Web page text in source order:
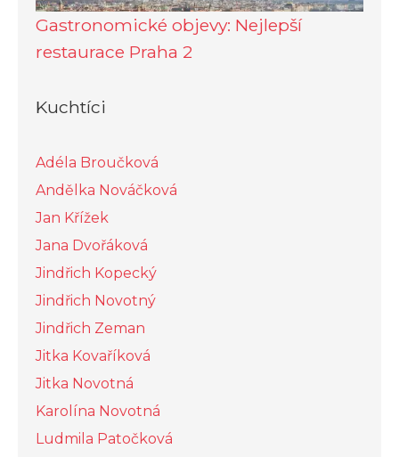
Gastronomické objevy: Nejlepší
restaurace Praha 2
Kuchtíci
Adéla Broučková
Andělka Nováčková
Jan Křížek
Jana Dvořáková
Jindřich Kopecký
Jindřich Novotný
Jindřich Zeman
Jitka Kovaříková
Jitka Novotná
Karolína Novotná
Ludmila Patočková